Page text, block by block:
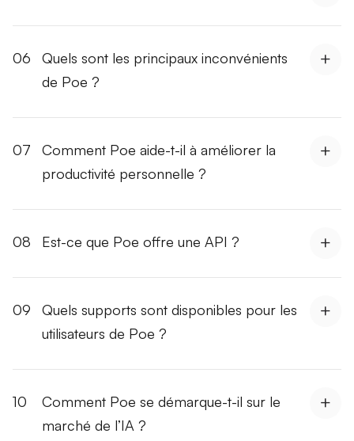
06
Quels sont les principaux inconvénients
de Poe ?
07
Comment Poe aide-t-il à améliorer la
productivité personnelle ?
08 Est-ce que Poe offre une API ?
09
Quels supports sont disponibles pour les
utilisateurs de Poe ?
10
Comment Poe se démarque-t-il sur le
marché de l’IA ?